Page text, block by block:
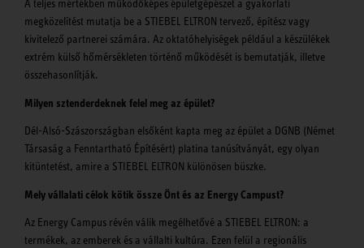
A teljes mértékben működőképes épületgépészet a gyakorlati
megközelítést mutatja be a STIEBEL ELTRON tervező, építész vagy
kivitelező partnerei számára. Az oktatóhelyiségek például a készülékek
extrém külső hőmérsékleten történő működését is bemutatják, illetve
összehasonlítják.
Milyen sztenderdeknek felel meg az épület?
Dél-Alsó-Szászországban elsőként kapta meg az épület a DGNB (Német
Társaság a Fenntartható Építésért) platina tanúsítványát, egy olyan
kitüntetést, amire a STIEBEL ELTRON különösen büszke.
Mely vállalati célok kötik össze Önt és az Energy Campust?
Az Energy Campus révén válik megélhetővé a STIEBEL ELTRON: a
termékek, az emberek és a vállalti kultúra. Ezen felül a regionális